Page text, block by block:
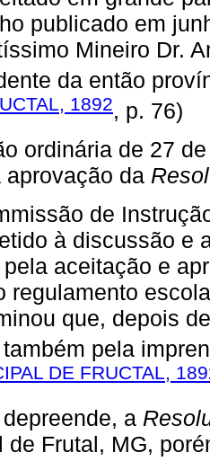
publicado em
Mineiro Dr.
da então
1892, p. 76)
ordinária de 27
aprovação da
de
à discussão e
aceitação e
regulamento
que, depois
pela
DE FRUCTAL,
a
de Frutal, MG,